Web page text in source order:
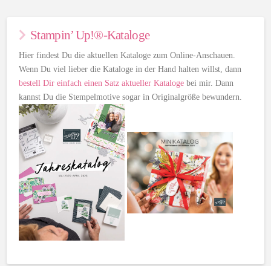
Stampin’ Up!®-Kataloge
Hier findest Du die aktuellen Kataloge zum Online-Anschauen.
Wenn Du viel lieber die Kataloge in der Hand halten willst, dann
bestell Dir einfach einen Satz aktueller Kataloge bei mir. Dann
kannst Du die Stempelmotive sogar in Originalgröße bewundern.